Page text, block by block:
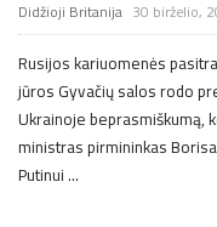
Didžioji Britanija 30 birželio,
Rusijos kariuomenės
jūros Gyvačių salos rodo
Ukrainoje beprasmiškumą,
ministras pirmininkas
Putinui …